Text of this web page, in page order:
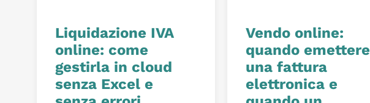
Liquidazione IVA
online: come
gestirla in cloud
senza Excel e
Vendo online:
quando emettere
una fattura
elettronica e